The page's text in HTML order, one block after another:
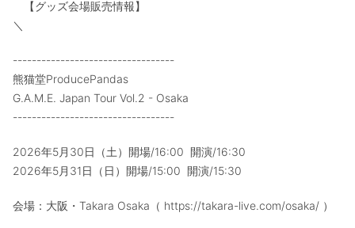
【グッズ会場販売情報】
＼
----------------------------------
熊猫堂ProducePandas
G.A.M.E. Japan Tour Vol.2 - Osaka
----------------------------------
2026年5月30日（土）開場/16:00 開演/16:30
2026年5月31日（日）開場/15:00 開演/15:30
会場：大阪・Takara Osaka（ https://takara-live.com/osaka/ ）